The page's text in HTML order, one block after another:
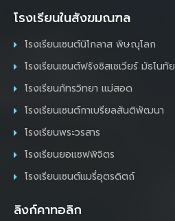
โรงเรียนในสังฆมณฑล
โรงเรียนเซนต์นิโกลาส พิษณุโลก
โรงเรียนเซนต์ฟรังซิสเซเวียร์ มัธโนทัย
โรงเรียนภัทรวิทยา แม่สอด
โรงเรียนเซนต์กาเบรียลสันติพัฒนา
โรงเรียนพระวรสาร
โรงเรียนยอแซฟพิจิตร
โรงเรียนเซนต์แมรี่อุตรดิตถ์
ลิงก์คาทอลิก